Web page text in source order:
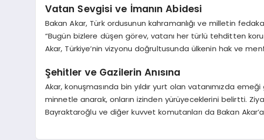
Vatan Sevgisi ve İmanın Abidesi
Bakan Akar, Türk ordusunun kahramanlığı ve milletin
“Bugün bizlere düşen görev, vatanı her türlü tehditten
Akar, Türkiye’nin vizyonu doğrultusunda ülkenin hak ve
Şehitler ve Gazilerin Anısına
Akar, konuşmasında bin yıldır yurt olan vatanımızda
minnetle anarak, onların izinden yürüyeceklerini belirtti.
Bayraktaroğlu ve diğer kuvvet komutanları da Bakan